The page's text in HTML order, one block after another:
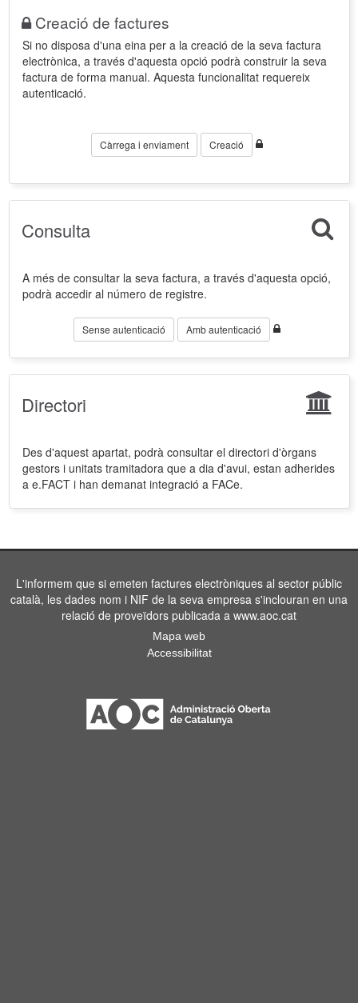
Creació de factures
Si no disposa d'una eina per a la creació de la seva factura
electrònica, a través d'aquesta opció podrà construir la seva
factura de forma manual. Aquesta funcionalitat requereix
autenticació.
Càrrega i enviament Creació
Consulta
A més de consultar la seva factura, a través d'aquesta opció,
podrà accedir al número de registre.
Sense autenticació Amb autenticació
Directori
Des d'aquest apartat, podrà consultar el directori d'òrgans
gestors i unitats tramitadora que a dia d'avui, estan adherides
a e.FACT i han demanat integració a FACe.
L'informem que si emeten factures electròniques al sector públic
català, les dades nom i NIF de la seva empresa s'inclouran en una
relació de proveïdors publicada a www.aoc.cat
Mapa web
Accessibilitat